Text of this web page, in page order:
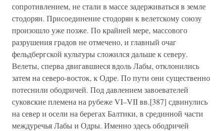
сопротивлением, не стали в массе задерживаться в земле
стодорян. Присоединение стодорян к велетскому союзу
произошло уже позже. По крайней мере, массового
разрушения градов не отмечено, и главный очаг
фельдбергской культуры сложился дальше к северу.
Велеты, сперва двигавшиеся вдоль Лабы, отклонились
затем на северо-восток, к Одре. По пути они существенно
потеснили ободричей. Под давлением завоевателей
суковские племена на рубеже VI–VII вв.[387] сдвинулись
на север и осели на берегах Балтики, в срединной части
междуречья Лабы и Одры. Именно здесь ободричей